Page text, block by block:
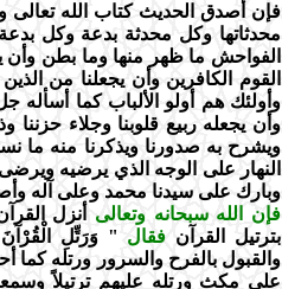
فإن أصدق الحديث كتاب الله
محدثاتها وكل محدثة بدعة وكل
الفواحش ما ظهر منها وما بطن وأن
القوم الكافرين وأن يجعلنا من
وأولئك هم أولو الألباب كما أسأله
وأن يجعله ربيع قلوبنا وجلاء حزننا
ويشرح به صدورنا ويذكرنا منه ما
النهار على الوجه الذي يرضيه
وبارك على سيدنا محمد وعلى آله
فإن الله سبحانه وتعالى أنزل
بترتيل القرآن فقال " وَرَتِّلِ
والقبول بالفرح والسرور ورتله كما
على مكث ورتله عليهم ترتيلاً